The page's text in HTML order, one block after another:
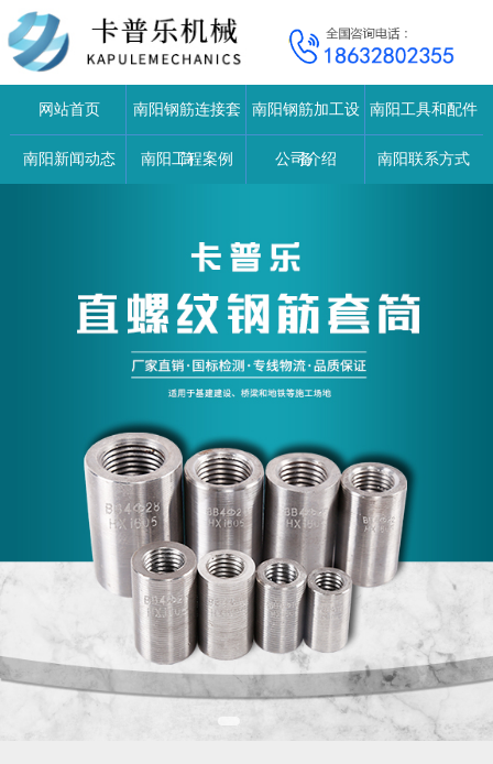
网站首页 南阳钢筋连接套
筒
南阳钢筋加工设
备
南阳工具和配件
南阳新闻动态 南阳工程案例 公司介绍 南阳联系方式